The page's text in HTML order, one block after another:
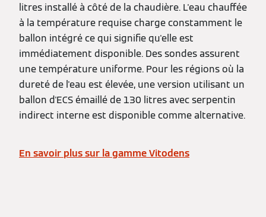
litres installé à côté de la chaudière. L'eau chauffée
à la température requise charge constamment le
ballon intégré ce qui signifie qu'elle est
immédiatement disponible. Des sondes assurent
une température uniforme. Pour les régions où la
dureté de l'eau est élevée, une version utilisant un
ballon d'ECS émaillé de 130 litres avec serpentin
indirect interne est disponible comme alternative.
En savoir plus sur la gamme Vitodens